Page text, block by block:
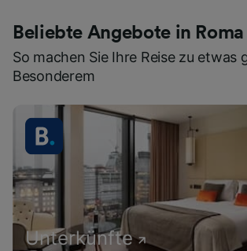
Beliebte Angebote in
So machen Sie Ihre Reise zu etwas
Besonderem
Unterkünfte